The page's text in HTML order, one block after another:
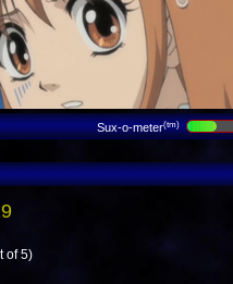
Sux-o-meter(tm)
of 5)